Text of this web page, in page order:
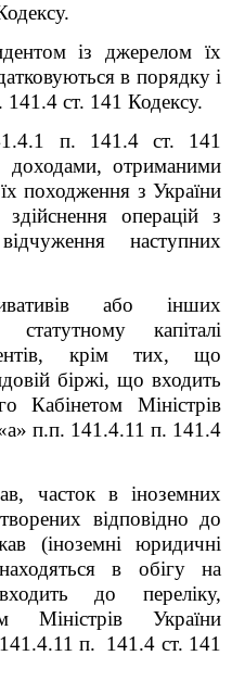
із джерелом їх
в порядку і
141.4 ст. 141 Кодексу.
п. 141.4 ст. 141
отриманими
походження з України
операцій з
наступних
або інших
капіталі
крім тих, що
біржі, що входить
Кабінетом Міністрів
п.п. 141.4.11 п. 141.4
часток в іноземних
відповідно до
(іноземні юридичні
в обігу на
до переліку,
Міністрів України
п. 141.4 ст. 141